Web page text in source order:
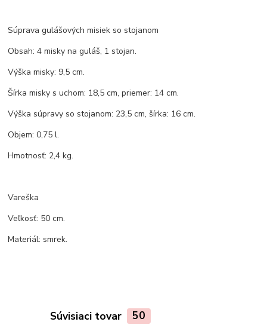
Súprava gulášových misiek so stojanom
Obsah: 4 misky na guláš, 1 stojan.
Výška misky: 9,5 cm.
Šírka misky s uchom: 18,5 cm, priemer: 14 cm.
Výška súpravy so stojanom: 23,5 cm, šírka: 16 cm.
Objem: 0,75 l.
Hmotnosť: 2,4 kg.
Vareška
Veľkosť: 50 cm.
Materiál: smrek.
Súvisiaci tovar 50